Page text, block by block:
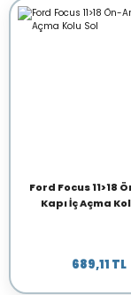
Ford Focus 11>18
Kapı İç Açma
689,11 TL